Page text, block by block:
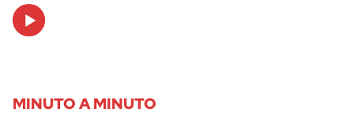
Audio
Player
MINUTO A MINUTO